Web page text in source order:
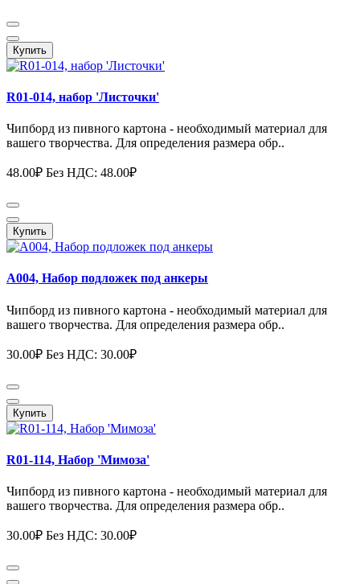
Купить
R01-014, набор 'Листочки'
Чипборд из пивного картона - необходимый материал для
вашего творчества. Для определения размера обр..
48.00₽ Без НДС: 48.00₽
Купить
А004, Набор подложек под анкеры
Чипборд из пивного картона - необходимый материал для
вашего творчества. Для определения размера обр..
30.00₽ Без НДС: 30.00₽
Купить
R01-114, Набор 'Мимоза'
Чипборд из пивного картона - необходимый материал для
вашего творчества. Для определения размера обр..
30.00₽ Без НДС: 30.00₽